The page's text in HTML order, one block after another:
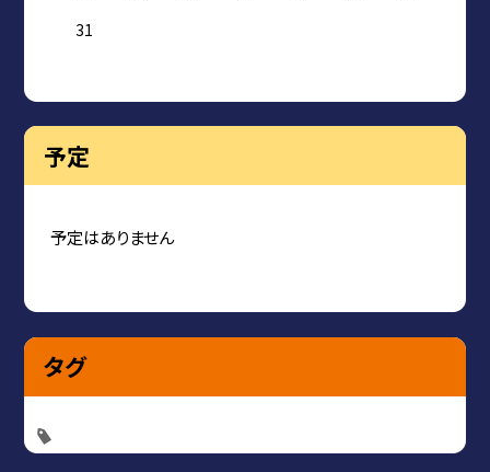
31
予定
予定はありません
タグ